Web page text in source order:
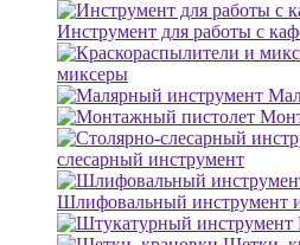
Инструмент для работы с
миксеры
слесарный инструмент
Шлифовальный инструмент